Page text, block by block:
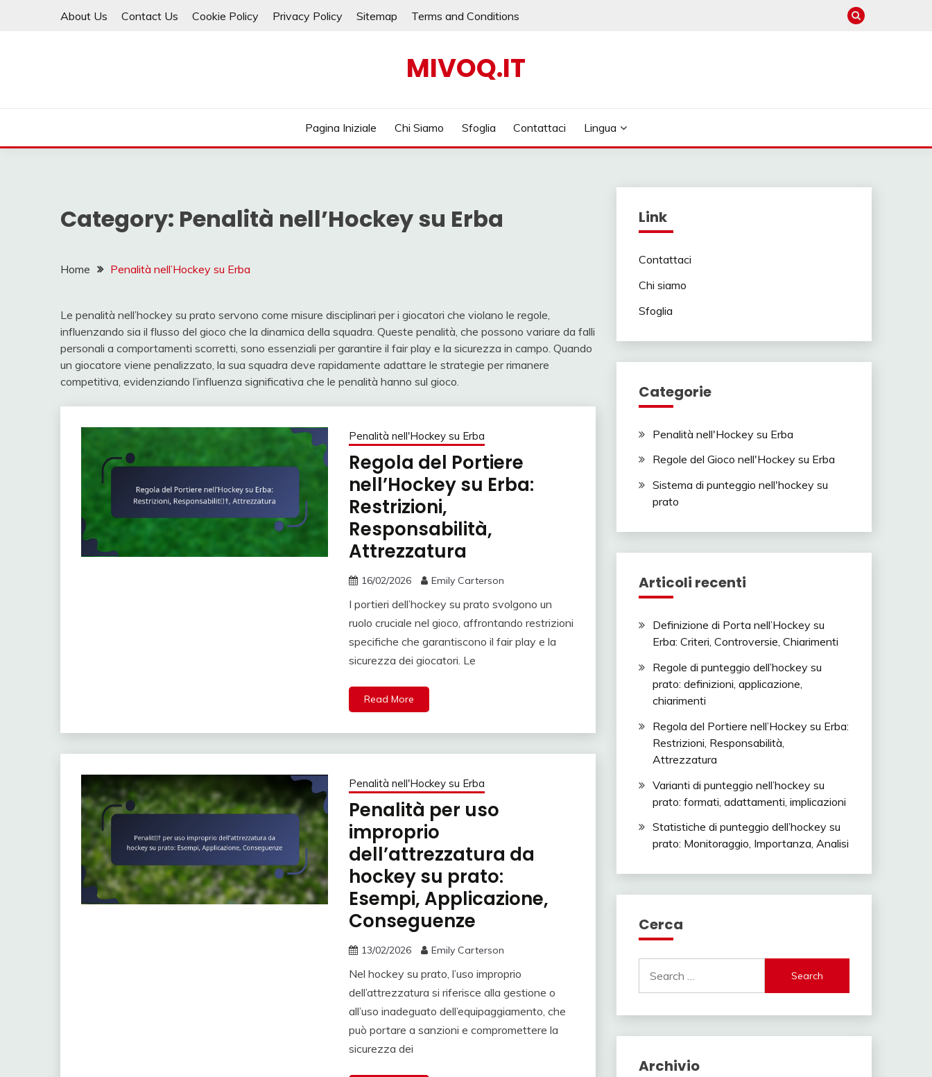
About Us Contact Us Cookie Policy Privacy Policy Sitemap Terms and Conditions
MIVOQ.IT
Pagina Iniziale Chi Siamo Sfoglia Contattaci Lingua
Category: Penalità nell’Hockey su Erba
Home Penalità nell’Hockey su Erba
Le penalità nell’hockey su prato servono come misure disciplinari per i giocatori che violano le regole,
influenzando sia il flusso del gioco che la dinamica della squadra. Queste penalità, che possono variare da falli
personali a comportamenti scorretti, sono essenziali per garantire il fair play e la sicurezza in campo. Quando
un giocatore viene penalizzato, la sua squadra deve rapidamente adattare le strategie per rimanere
competitiva, evidenziando l’influenza significativa che le penalità hanno sul gioco.
Penalità nell'Hockey su Erba
Regola del Portiere
nell’Hockey su Erba:
Restrizioni,
Responsabilità,
Attrezzatura
16/02/2026 Emily Carterson
I portieri dell’hockey su prato svolgono un
ruolo cruciale nel gioco, affrontando restrizioni
specifiche che garantiscono il fair play e la
sicurezza dei giocatori. Le
Read More
Penalità nell'Hockey su Erba
Penalità per uso
improprio
dell’attrezzatura da
hockey su prato:
Esempi, Applicazione,
Conseguenze
13/02/2026 Emily Carterson
Nel hockey su prato, l’uso improprio
dell’attrezzatura si riferisce alla gestione o
all’uso inadeguato dell’equipaggiamento, che
può portare a sanzioni e compromettere la
sicurezza dei
Link
Contattaci
Chi siamo
Sfoglia
Categorie
Penalità nell'Hockey su Erba
Regole del Gioco nell'Hockey su Erba
Sistema di punteggio nell'hockey su
prato
Articoli recenti
Definizione di Porta nell’Hockey su
Erba: Criteri, Controversie, Chiarimenti
Regole di punteggio dell’hockey su
prato: definizioni, applicazione,
chiarimenti
Regola del Portiere nell’Hockey su Erba:
Restrizioni, Responsabilità,
Attrezzatura
Varianti di punteggio nell’hockey su
prato: formati, adattamenti, implicazioni
Statistiche di punteggio dell’hockey su
prato: Monitoraggio, Importanza, Analisi
Cerca
for:
Archivio